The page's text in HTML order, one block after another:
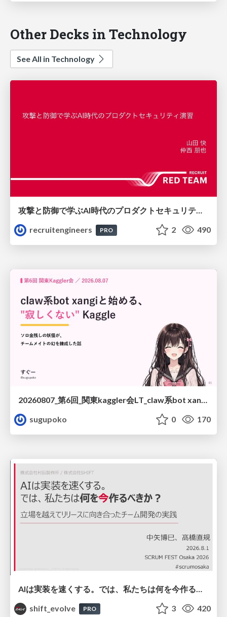
Other Decks in Technology
See All in Technology
攻撃と防御で学ぶAI時代のプロダクトセキュリティ演習
recruitengineers
PRO 2 490
sugupoko
0 170
AIは実装を速くする。では、私たちは何を今作るべきか？－立場を越えてリリースに向き合ったチーム開発の実践 / 20260801 Hiromi Nakaya and Naoki Takahashi
shift_evolve
PRO 3 420